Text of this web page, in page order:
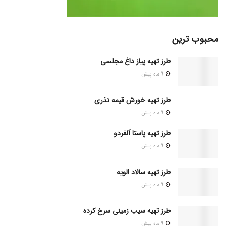
محبوب ترین
طرز تهیه پیاز داغ مجلسی
طرز تهیه خورش قیمه نذری
طرز تهیه پاستا آلفردو
طرز تهیه سالاد الویه
طرز تهیه سیب زمینی سرخ کرده